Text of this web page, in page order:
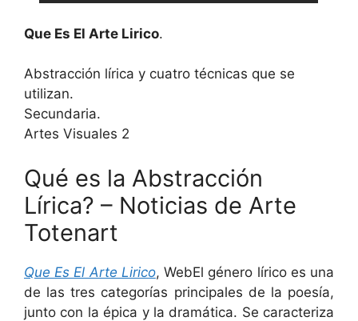
Que Es El Arte Lirico.
Abstracción lírica y cuatro técnicas que se
utilizan.
Secundaria.
Artes Visuales 2
Qué es la Abstracción
Lírica? – Noticias de Arte
Totenart
Que Es El Arte Lirico, WebEl género lírico es una
de las tres categorías principales de la poesía,
junto con la épica y la dramática. Se caracteriza